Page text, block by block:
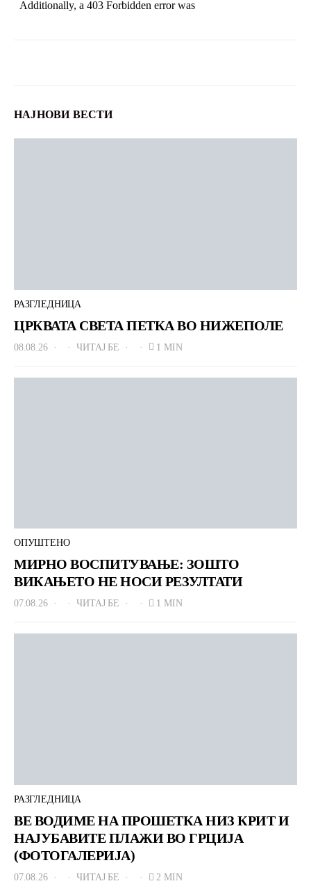
НАЈНОВИ ВЕСТИ
РАЗГЛЕДНИЦА
ЦРКВАТА СВЕТА ПЕТКА ВО НИЖЕПОЛЕ
08.08.26 ЧИТАЈ БЕ 1 MIN
ОПУШТЕНО
МИРНО ВОСПИТУВАЊЕ: ЗОШТО
ВИКАЊЕТО НЕ НОСИ РЕЗУЛТАТИ
07.08.26 ЧИТАЈ БЕ 1 MIN
РАЗГЛЕДНИЦА
ВЕ ВОДИМЕ НА ПРОШЕТКА НИЗ КРИТ И
НАЈУБАВИТЕ ПЛАЖИ ВО ГРЦИЈА
(ФОТОГАЛЕРИЈА)
07.08.26 ЧИТАЈ БЕ 2 MIN